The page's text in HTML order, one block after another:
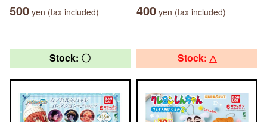
500 yen (tax included) 400 yen (tax included)
Stock: 〇 Stock: △